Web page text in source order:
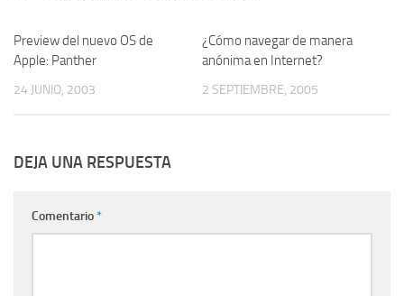
Preview del nuevo OS de
Apple: Panther
24 JUNIO, 2003
¿Cómo navegar de manera
anónima en Internet?
2 SEPTIEMBRE, 2005
DEJA UNA RESPUESTA
Comentario*